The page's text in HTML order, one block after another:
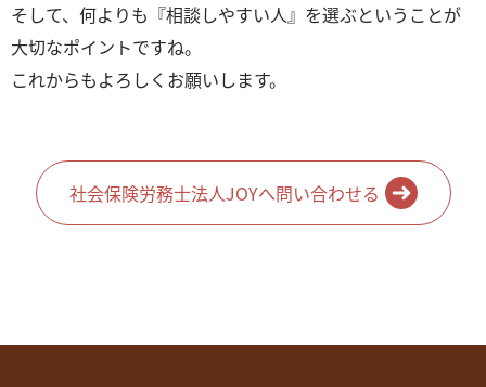
そして、何よりも『相談しやすい人』を選ぶということが
大切なポイントですね。
これからもよろしくお願いします。
社会保険労務士法人JOYへ問い合わせる